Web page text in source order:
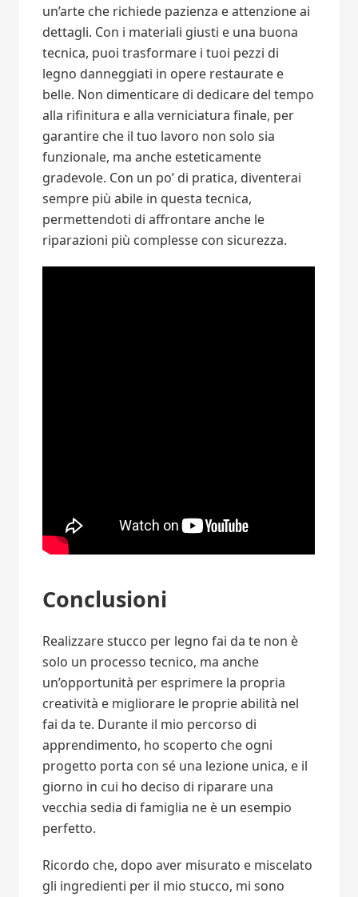
un’arte che richiede pazienza e attenzione ai
dettagli. Con i materiali giusti e una buona
tecnica, puoi trasformare i tuoi pezzi di
legno danneggiati in opere restaurate e
belle. Non dimenticare di dedicare del tempo
alla rifinitura e alla verniciatura finale, per
garantire che il tuo lavoro non solo sia
funzionale, ma anche esteticamente
gradevole. Con un po’ di pratica, diventerai
sempre più abile in questa tecnica,
permettendoti di affrontare anche le
riparazioni più complesse con sicurezza.
Conclusioni
Realizzare stucco per legno fai da te non è
solo un processo tecnico, ma anche
un’opportunità per esprimere la propria
creatività e migliorare le proprie abilità nel
fai da te. Durante il mio percorso di
apprendimento, ho scoperto che ogni
progetto porta con sé una lezione unica, e il
giorno in cui ho deciso di riparare una
vecchia sedia di famiglia ne è un esempio
perfetto.
Ricordo che, dopo aver misurato e miscelato
gli ingredienti per il mio stucco, mi sono